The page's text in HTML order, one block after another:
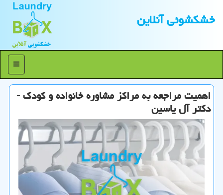
خشكشوئی آنلاین
منو
اهمیت مراجعه به مراكز مشاوره خانواده و كودك -
دكتر آل یاسین